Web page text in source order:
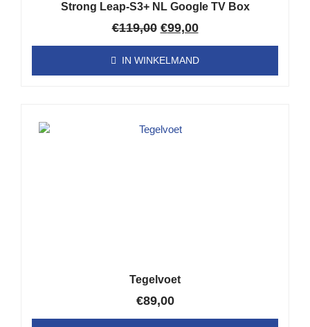
Strong Leap-S3+ NL Google TV Box
€119,00 €99,00
IN WINKELMAND
Tegelvoet
€89,00